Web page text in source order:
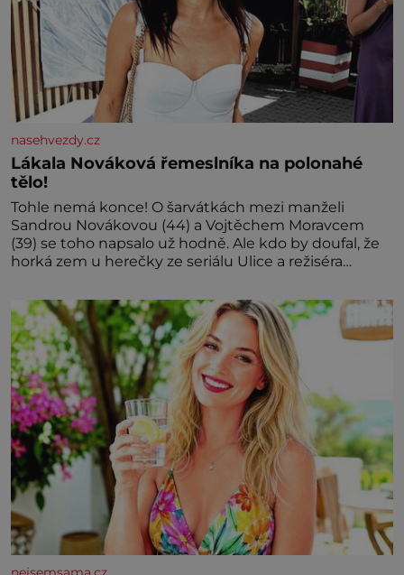
nasehvezdy.cz
Lákala Nováková řemeslníka na polonahé
tělo!
Tohle nemá konce! O šarvátkách mezi manželi
Sandrou Novákovou (44) a Vojtěchem Moravcem
(39) se toho napsalo už hodně. Ale kdo by doufal, že
horká zem u herečky ze seriálu Ulice a režiséra